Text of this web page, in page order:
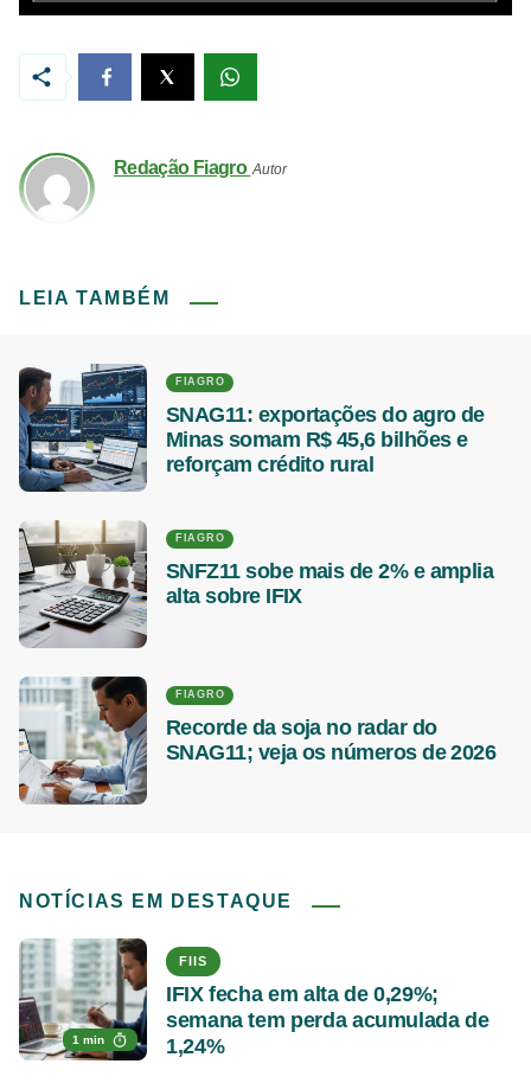
Redação Fiagro Autor
LEIA TAMBÉM
FIAGRO
SNAG11: exportações do agro de
Minas somam R$ 45,6 bilhões e
reforçam crédito rural
FIAGRO
SNFZ11 sobe mais de 2% e amplia
alta sobre IFIX
FIAGRO
Recorde da soja no radar do
SNAG11; veja os números de 2026
NOTÍCIAS EM DESTAQUE
1 min
FIIS
IFIX fecha em alta de 0,29%;
semana tem perda acumulada de
1,24%